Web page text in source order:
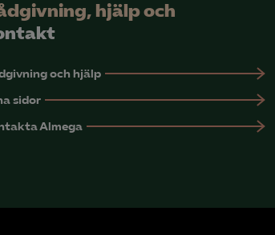
hjälp och
och hjälp
sidor
Almega